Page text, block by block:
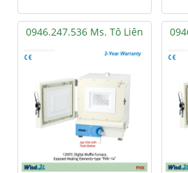
0946.247.536 Ms. Tô Liên